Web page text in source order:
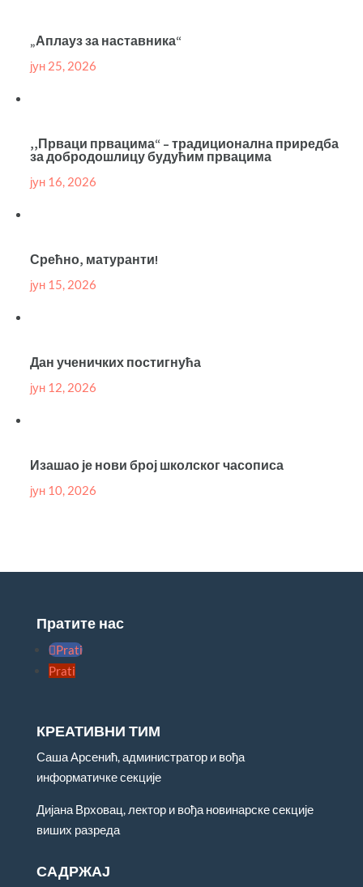
„Аплауз за наставника“
јун 25, 2026
,,Прваци првацима“ – традиционална приредба
за добродошлицу будућим првацима
јун 16, 2026
Срећно, матуранти!
јун 15, 2026
Дан ученичких постигнућа
јун 12, 2026
Изашао је нови број школског часописа
јун 10, 2026
Пратите нас
Prati
Prati
КРЕАТИВНИ ТИМ
Саша Арсенић, администратор и вођа
информатичке секције
Дијана Врховац, лектор и вођа новинарске секције
виших разреда
САДРЖАЈ